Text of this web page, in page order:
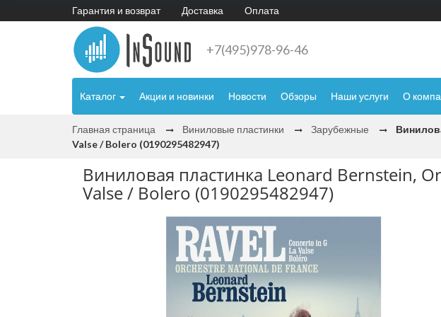
Гарантия и возврат Доставка Оплата
+7(495)978-96-46
Каталог Акции и новинки Новости Обзоры Наши услуги О
Главная страница Виниловые пластинки Зарубежные
Valse / Bolero (0190295482947)
Виниловая пластинка Leonard Bernstein,
Valse / Bolero (0190295482947)